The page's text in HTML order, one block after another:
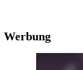
Werbung